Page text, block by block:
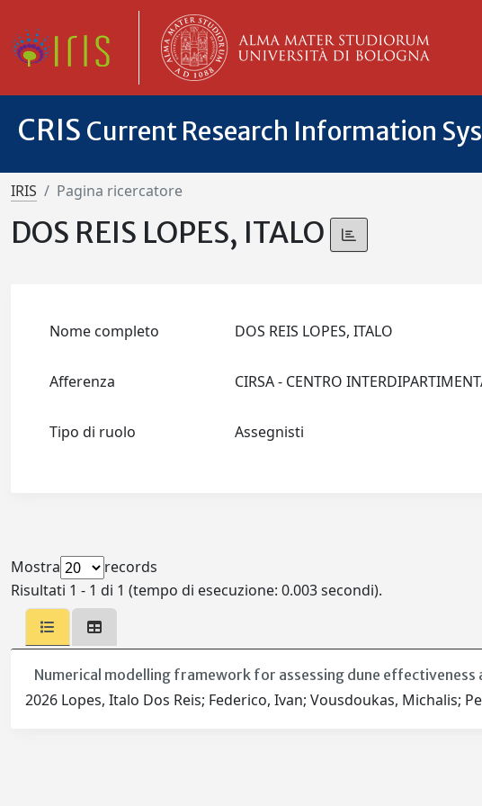
CRIS Current Research Information
IRIS Pagina ricercatore
DOS REIS LOPES, ITALO
Nome completo DOS REIS LOPES, ITALO
Afferenza CIRSA - CENTRO
Tipo di ruolo Assegnisti
Mostra
records
Risultati 1 - 1 di 1 (tempo di esecuzione: 0.003 secondi).
Numerical modelling framework for assessing dune effectiveness
2026 Lopes, Italo Dos Reis; Federico, Ivan; Vousdoukas, Michalis;